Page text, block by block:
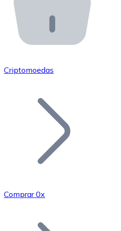
API Bitnovo
Integre nossa API no seu
Junte-se à nossa rede de
Adicione o token do seu
Bitcoin
Criptomoedas
Comprar 0x